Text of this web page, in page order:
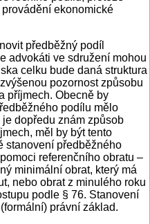
ekonomické
předběžný podíl
advokáti ve sdružení mohou
celku bude daná struktura
pozornost způsobu
příjmech. Obecně by
podílu mělo
dopředu znám způsob
měl by být tento
stanovení předběžného
referenčního obratu –
minimální obrat, který má
nebo obrat z minulého roku
podle § 76. Stanovení
právní základ.